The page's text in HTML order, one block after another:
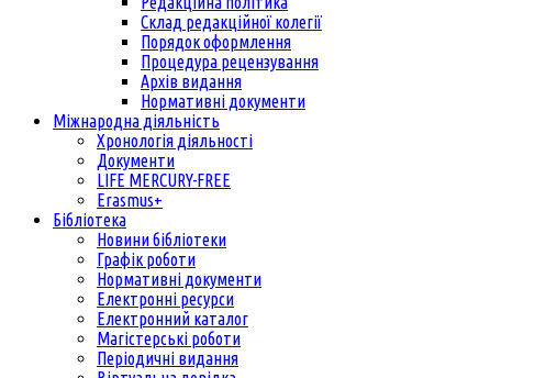
Склад редакційної колегії
Порядок оформлення
Процедура рецензування
Архів видання
Нормативні документи
Міжнародна діяльність
Хронологія діяльності
Документи
LIFE MERCURY-FREE
Erasmus+
Бібліотека
Новини бібліотеки
Графік роботи
Нормативні документи
Електронні ресурси
Електронний каталог
Магістерські роботи
Періодичні видання